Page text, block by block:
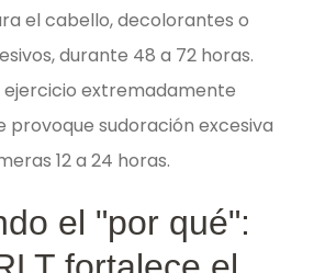
el cabello, decolorantes o
durante 48 a 72 horas.
ejercicio extremadamente
provoque sudoración excesiva
12 a 24 horas.
el "por qué":